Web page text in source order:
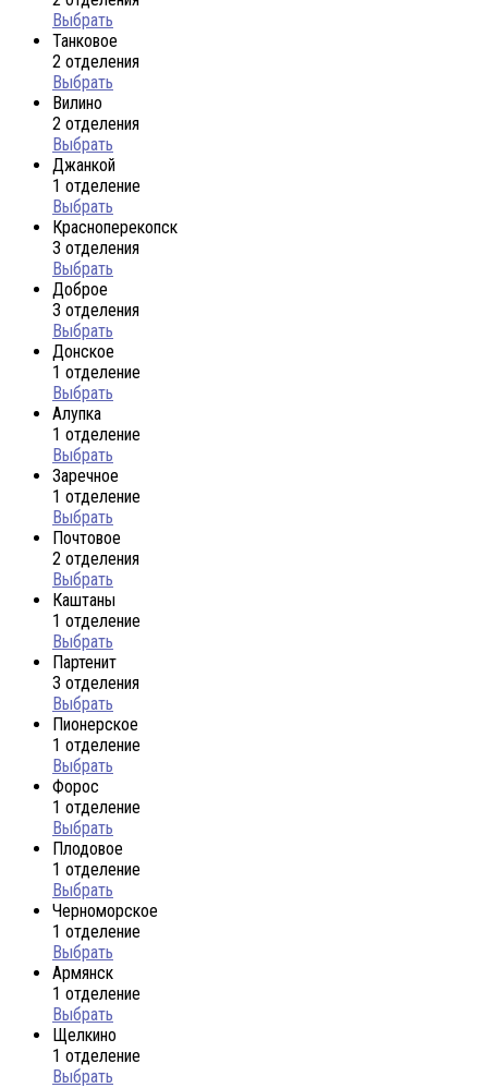
Выбрать
Танковое
2 отделения
Выбрать
Вилино
2 отделения
Выбрать
Джанкой
1 отделение
Выбрать
Красноперекопск
3 отделения
Выбрать
Доброе
3 отделения
Выбрать
Донское
1 отделение
Выбрать
Алупка
1 отделение
Выбрать
Заречное
1 отделение
Выбрать
Почтовое
2 отделения
Выбрать
Каштаны
1 отделение
Выбрать
Партенит
3 отделения
Выбрать
Пионерское
1 отделение
Выбрать
Форос
1 отделение
Выбрать
Плодовое
1 отделение
Выбрать
Черноморское
1 отделение
Выбрать
Армянск
1 отделение
Выбрать
Щелкино
1 отделение
Выбрать